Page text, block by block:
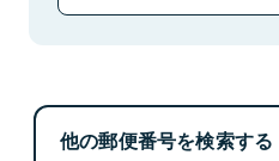
他の郵便番号を検索する